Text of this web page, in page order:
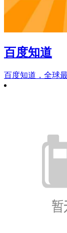
百度知道
百度知道，全球